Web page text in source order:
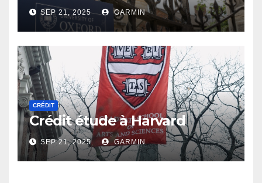
SEP 21, 2025 GARMIN
CRÉDIT
Crédit étude à Harvard
SEP 21, 2025 GARMIN